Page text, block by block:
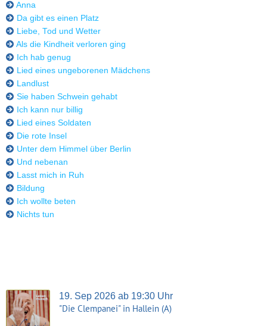
Anna
Da gibt es einen Platz
Liebe, Tod und Wetter
Als die Kindheit verloren ging
Ich hab genug
Lied eines ungeborenen Mädchens
Landlust
Sie haben Schwein gehabt
Ich kann nur billig
Lied eines Soldaten
Die rote Insel
Unter dem Himmel über Berlin
Und nebenan
Lasst mich in Ruh
Bildung
Ich wollte beten
Nichts tun
19. Sep 2026 ab 19:30 Uhr
"Die Clempanei" in Hallein (A)